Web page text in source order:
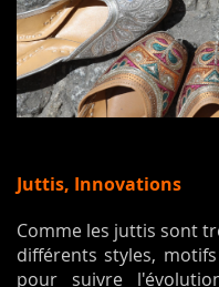
Juttis, Innovations
Comme les juttis sont
différents styles,
pour suivre